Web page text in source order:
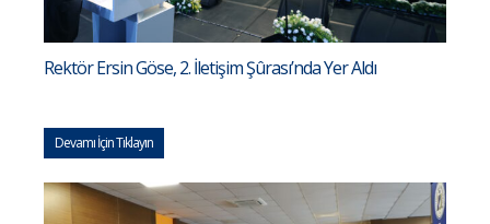
Rektör Ersin Göse, 2. İletişim Şûrası’nda Yer Aldı
Devamı İçin Tıklayın